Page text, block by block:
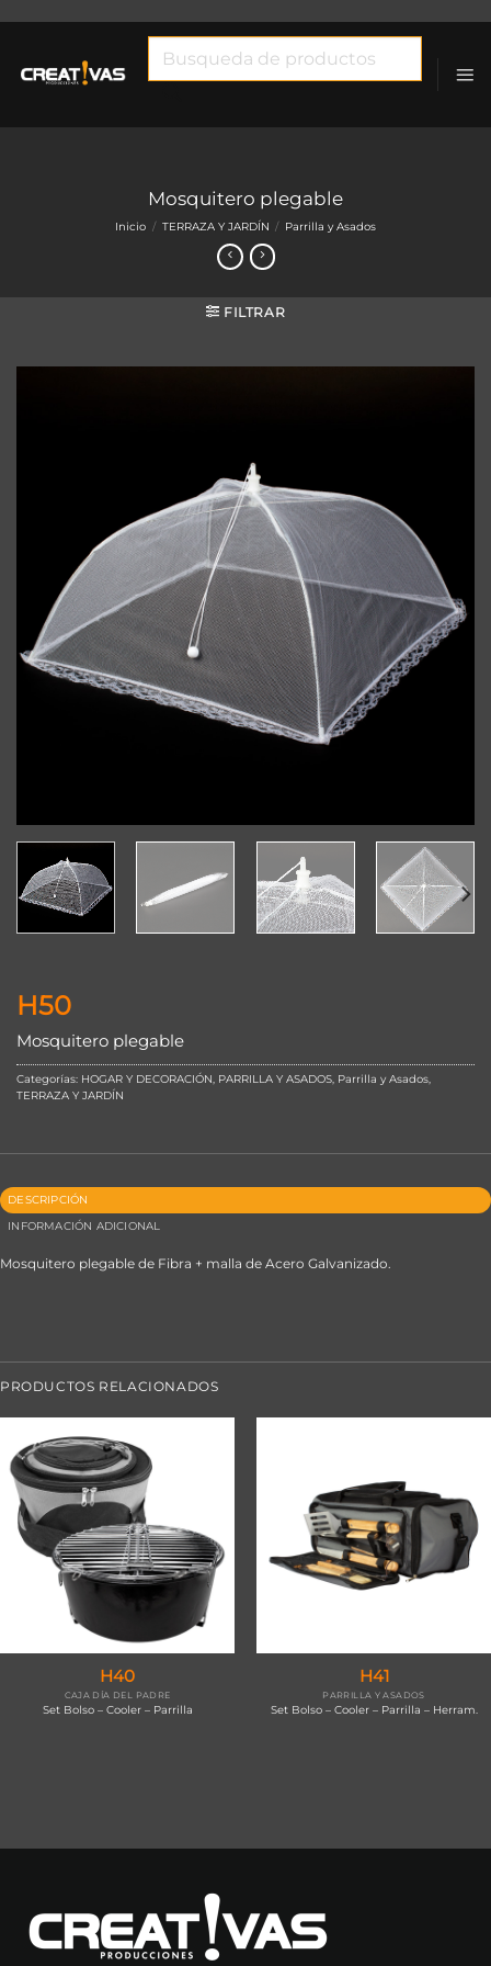
Mosquitero plegable
Inicio / TERRAZA Y JARDÍN / Parrilla y Asados
FILTRAR
H50
Mosquitero plegable
Categorías: HOGAR Y DECORACIÓN PARRILLA Y ASADOS Parrilla y Asados
TERRAZA Y JARDÍN
DESCRIPCIÓN
INFORMACIÓN ADICIONAL
Mosquitero plegable de Fibra + malla de Acero Galvanizado.
PRODUCTOS RELACIONADOS
H40
CAJA DÍA DEL PADRE
Set Bolso – Cooler – Parrilla
H41
PARRILLA Y ASADOS
Set Bolso – Cooler – Parrilla – Herram.